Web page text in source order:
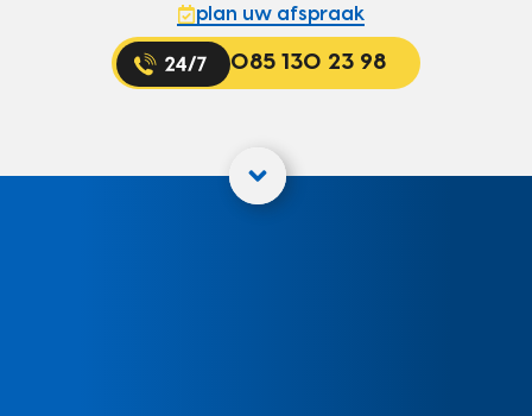
plan uw afspraak
085 130 23 98